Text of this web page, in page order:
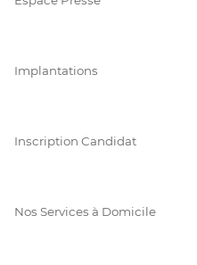
Implantations
Inscription Candidat
Nos Services à Domicile